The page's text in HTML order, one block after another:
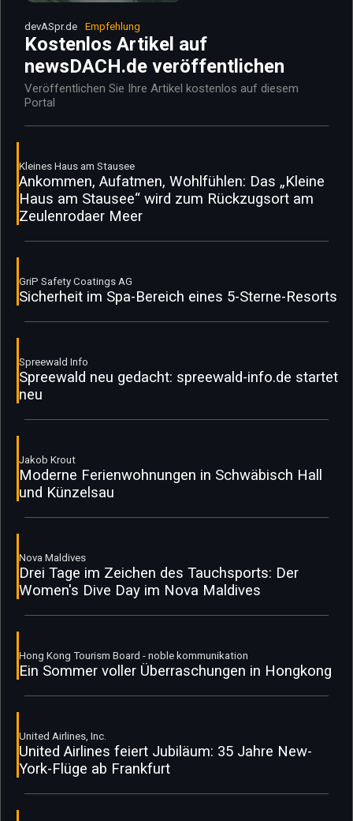
devASpr.de Empfehlung
Kostenlos Artikel auf
newsDACH.de veröffentlichen
Veröffentlichen Sie Ihre Artikel kostenlos auf diesem
Portal
Kleines Haus am Stausee
Ankommen, Aufatmen, Wohlfühlen: Das „Kleine
Haus am Stausee“ wird zum Rückzugsort am
Zeulenrodaer Meer
GriP Safety Coatings AG
Sicherheit im Spa-Bereich eines 5-Sterne-Resorts
Spreewald Info
Spreewald neu gedacht: spreewald-info.de startet
neu
Jakob Krout
Moderne Ferienwohnungen in Schwäbisch Hall
und Künzelsau
Nova Maldives
Drei Tage im Zeichen des Tauchsports: Der
Women's Dive Day im Nova Maldives
Hong Kong Tourism Board - noble kommunikation
Ein Sommer voller Überraschungen in Hongkong
United Airlines, Inc.
United Airlines feiert Jubiläum: 35 Jahre New-
York-Flüge ab Frankfurt